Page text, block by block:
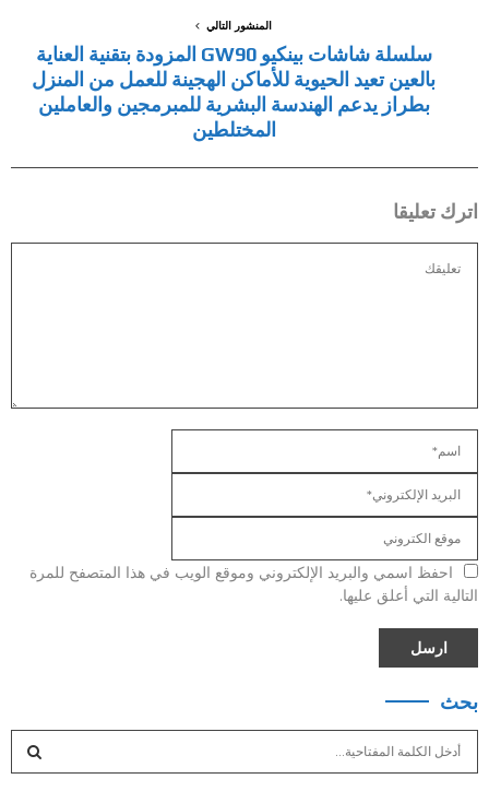
المنشور التالي
سلسلة شاشات بينكيو GW90 المزودة بتقنية العناية
بالعين تعيد الحيوية للأماكن الهجينة للعمل من المنزل
بطراز يدعم الهندسة البشرية للمبرمجين والعاملين
المختلطين
اترك تعليقا
احفظ اسمي والبريد الإلكتروني وموقع الويب في هذا المتصفح للمرة
التالية التي أعلق عليها.
بحث